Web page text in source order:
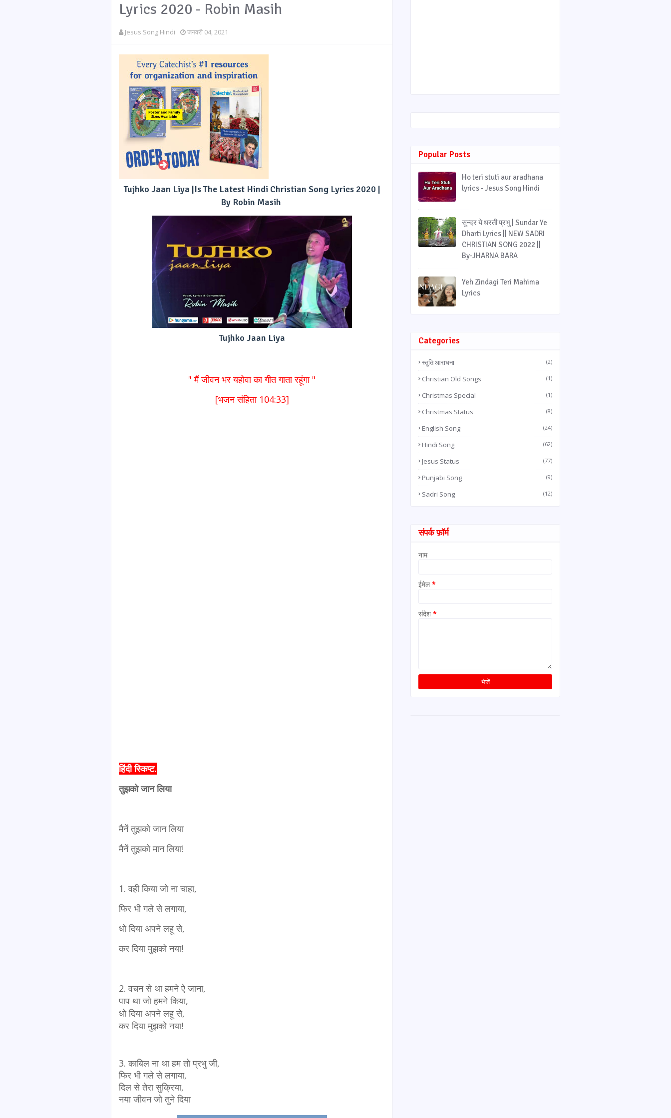
Lyrics 2020 - Robin Masih
Jesus Song Hindi जनवरी 04, 2021
Tujhko Jaan Liya |Is The Latest Hindi Christian Song Lyrics 2020 |
By Robin Masih
Tujhko Jaan Liya
" मैं जीवन भर यहोवा का गीत गाता रहूंगा "
[भजन संहिता 104:33]
हिंदी स्किप्ट.
तुझको जान लिया
मैनेंं तुझको जान लिया
मैनें तुझको मान लिया!
1. वही किया जो ना चाहा,
फिर भी गले से लगाया,
धो दिया अपने लहू से,
कर दिया मुझको नया!
2. वचन से था हमने ऐ जाना,
पाप था जो हमने किया,
धो दिया अपने लहू से,
कर दिया मुझको नया!
3. काबिल ना था हम तो प्रभु जी,
फिर भी गले से लगाया,
दिल से तेरा सुक्रिया,
नया जीवन जो तुने दिया
Popular Posts
Ho teri stuti aur aradhana
lyrics - Jesus Song Hindi
सुन्दर ये धरती प्रभु | Sundar Ye
Dharti Lyrics || NEW SADRI
CHRISTIAN SONG 2022 ||
By-JHARNA BARA
Yeh Zindagi Teri Mahima
Lyrics
Categories
स्तुति आराधना (2)
Christian Old Songs (1)
Christmas Special (1)
Christmas Status (8)
English Song (24)
Hindi Song (62)
Jesus Status (77)
Punjabi Song (9)
Sadri Song (12)
संपर्क फ़ॉर्म
नाम
ईमेल*
संदेश *